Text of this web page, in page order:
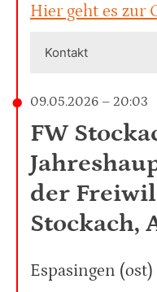
Hier geht es zur
Kontakt
09.05.2026 – 20:03
FW
der
Stockach,
Espasingen (ost)